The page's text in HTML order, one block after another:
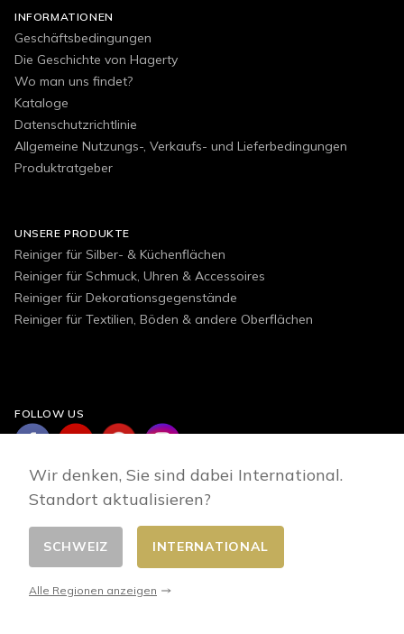
INFORMATIONEN
Geschäftsbedingungen
Die Geschichte von Hagerty
Wo man uns findet?
Kataloge
Datenschutzrichtlinie
Allgemeine Nutzungs-, Verkaufs- und Lieferbedingungen
Produktratgeber
UNSERE PRODUKTE
Reiniger für Silber- & Küchenflächen
Reiniger für Schmuck, Uhren & Accessoires
Reiniger für Dekorationsgegenstände
Reiniger für Textilien, Böden & andere Oberflächen
FOLLOW US
Land wählen
Wir denken, Sie sind dabei International.
Standort aktualisieren?
SCHWEIZ INTERNATIONAL
Alle Regionen anzeigen